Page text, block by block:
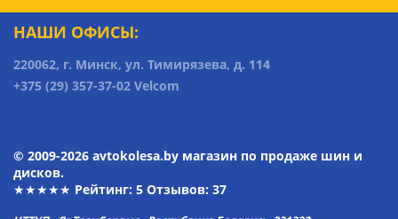
НАШИ ОФИСЫ:
220062, г. Минск, ул. Тимирязева, д. 114
+375 (29) 357-37-02 Velcom
© 2009-2026 avtokolesa.by магазин по продаже шин и
дисков.
★★★★★ Рейтинг: 5 Отзывов: 37